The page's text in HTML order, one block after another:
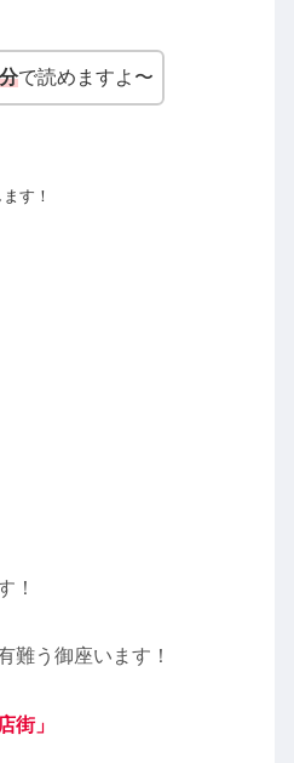
で読めますよ〜
す！
！
難う御座います！
街」